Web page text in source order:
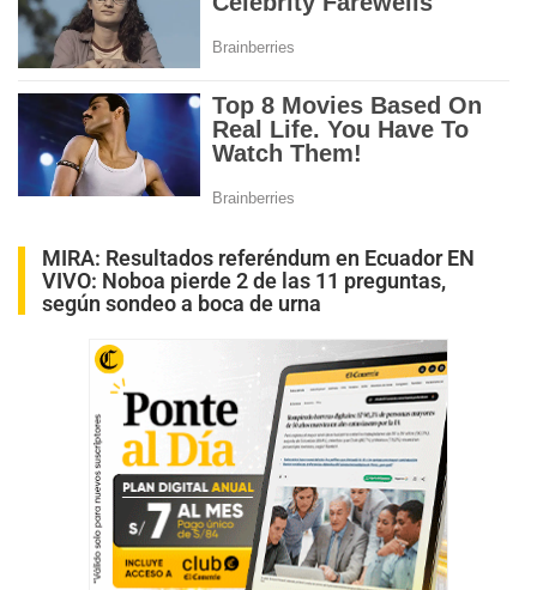
MIRA: Resultados referéndum en Ecuador EN
VIVO: Noboa pierde 2 de las 11 preguntas,
según sondeo a boca de urna